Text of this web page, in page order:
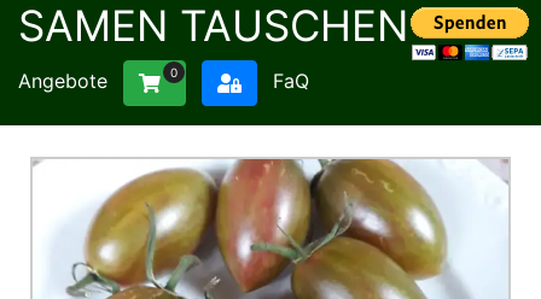
SAMEN TAUSCHEN
Angebote 0 FaQ